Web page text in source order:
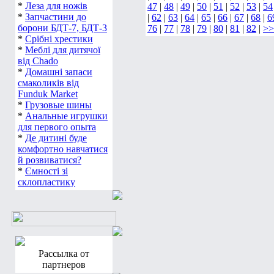
* Леза для ножів
* Запчастини до
борони БДТ-7, БДТ-3
* Срібні хрестики
* Меблі для дитячої
від Chado
* Домашні запаси
смаколиків від
Funduk Market
* Грузовые шины
* Анальные игрушки
для первого опыта
* Де дитині буде
комфортно навчатися
й розвиватися?
* Ємності зі
склопластику
Рассылка от
партнеров
47 | 48 | 49 | 50 | 51 | 52 | 53 | 54
| 62 | 63 | 64 | 65 | 66 | 67 | 68 |
76 | 77 | 78 | 79 | 80 | 81 | 82 | >>